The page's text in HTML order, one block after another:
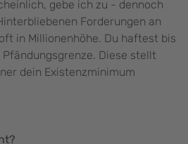
gebe ich zu - dennoch
Forderungen an
in Millionenhöhe. Du haftest bis
Diese stellt
dein Existenzminimum